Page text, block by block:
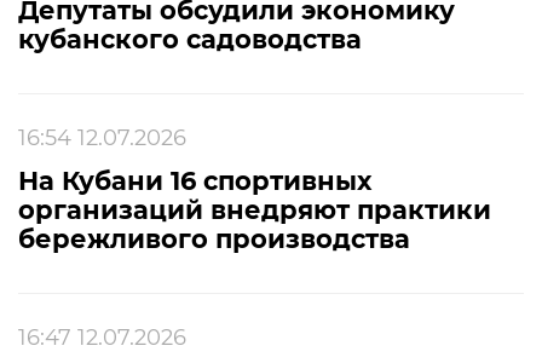
Депутаты обсудили экономику
кубанского садоводства
16:54 12.07.2026
На Кубани 16 спортивных
организаций внедряют практики
бережливого производства
16:47 12.07.2026